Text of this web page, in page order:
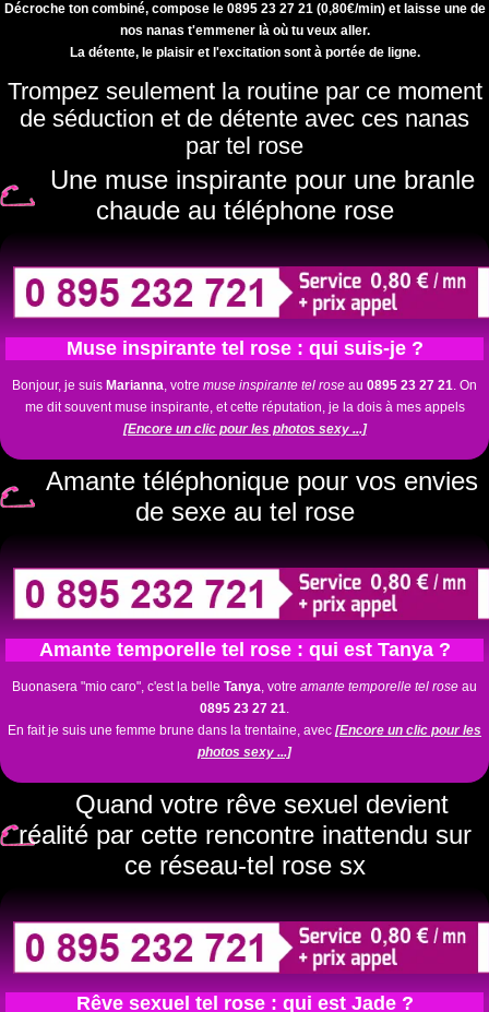
Décroche ton combiné, compose le 0895 23 27 21(0,80€/min) et laisse une de
nos nanas t'emmener là où tu veux aller.
La détente, le plaisir et l'excitation sont à portée de ligne.
Trompez seulement la routine par ce moment
de séduction et de détente avec ces nanas
par tel rose
Une muse inspirante pour une branle
chaude au téléphone rose
Muse inspirante tel rose : qui suis-je ?
Bonjour, je suis Marianna , votre muse inspirante tel rose au 0895 23 27 21 . On
me dit souvent muse inspirante, et cette réputation, je la dois à mes appels
[Encore un clic pour les photos sexy ...]
Amante téléphonique pour vos envies
de sexe au tel rose
Amante temporelle tel rose : qui est Tanya ?
Buonasera "mio caro", c'est la belle Tanya , votre amante temporelle tel rose au
0895 23 27 21
En fait je suis une femme brune dans la trentaine, avec [Encore un clic pour les
photos sexy ...]
Quand votre rêve sexuel devient
réalité par cette rencontre inattendu sur
ce réseau-tel rose sx
Rêve sexuel tel rose : qui est Jade ?